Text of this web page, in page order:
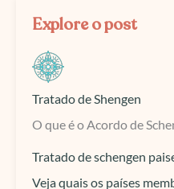
Explore o post
Tratado de Shengen
O que é o Acordo de
Tratado de schengen
Veja quais os países